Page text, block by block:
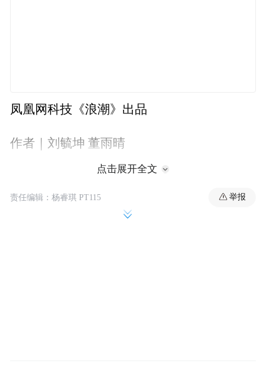
凤凰网科技《浪潮》出品
作者｜刘毓坤 董雨晴
“我刚才讲我们的压力还是挺大的，因为期望
值很高，这跟去年不一样。第二点竞争也很
激烈。而且我觉得Model Y做得还是挺好的，
点击展开全文
责任编辑：杨睿琪 PT115 举报